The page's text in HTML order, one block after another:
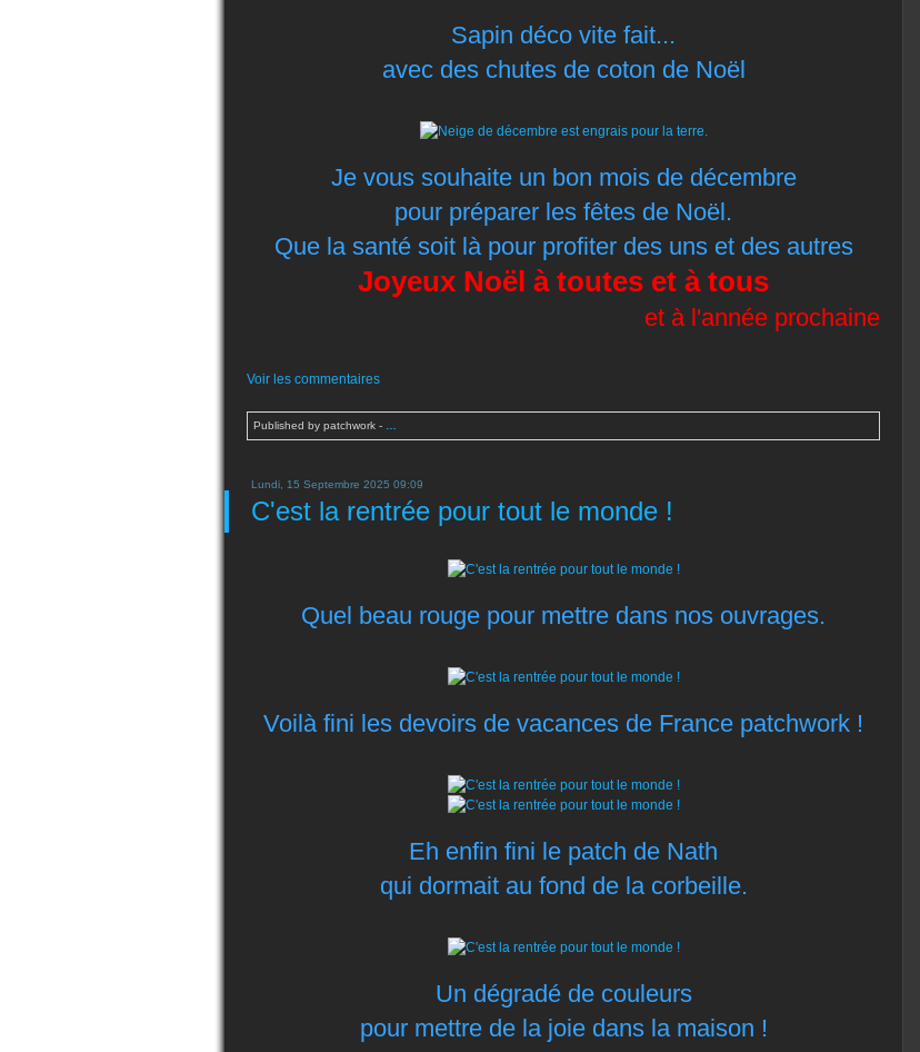
Sapin déco vite fait...
avec des chutes de coton de Noël
Je vous souhaite un bon mois de décembre
pour préparer les fêtes de Noël.
Que la santé soit là pour profiter des uns et des autres
Joyeux Noël à toutes et à tous
et à l'année prochaine
Voir les commentaires
Published by patchwork -
Lundi, 15 Septembre 2025 09:09
C'est la rentrée pour tout le monde !
Quel beau rouge pour mettre dans nos ouvrages.
Voilà fini les devoirs de vacances de France patchwork !
Eh enfin fini le patch de Nath
qui dormait au fond de la corbeille.
Un dégradé de couleurs
pour mettre de la joie dans la maison !